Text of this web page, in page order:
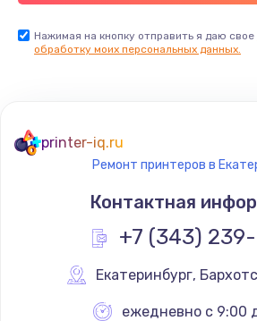
Замена южного
от 2750 руб.
Замена
Заказать
Нажимая на кнопку отправить я даю свое
обработку моих персональных данных.
printer-iq.ru
Ремонт принтеров в
Контактная
+7 (343)
Екатеринбург,
ежедневно с 9:00